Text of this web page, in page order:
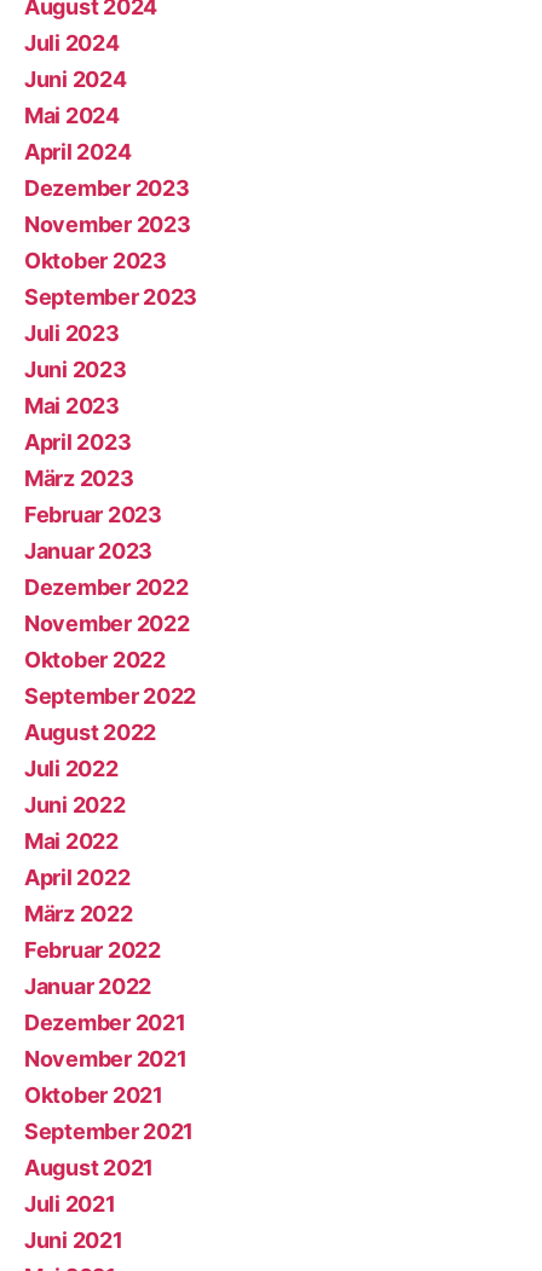
August 2024
Juli 2024
Juni 2024
Mai 2024
April 2024
Dezember 2023
November 2023
Oktober 2023
September 2023
Juli 2023
Juni 2023
Mai 2023
April 2023
März 2023
Februar 2023
Januar 2023
Dezember 2022
November 2022
Oktober 2022
September 2022
August 2022
Juli 2022
Juni 2022
Mai 2022
April 2022
März 2022
Februar 2022
Januar 2022
Dezember 2021
November 2021
Oktober 2021
September 2021
August 2021
Juli 2021
Juni 2021